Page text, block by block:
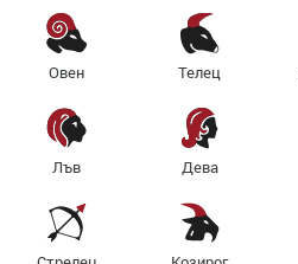
Овен Телец
Лъв Дева